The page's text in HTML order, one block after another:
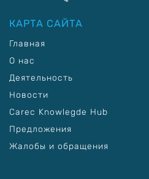
КАРТА САЙТА
Главная
О нас
Деятельность
Новости
Carec Knowlegde Hub
Предложения
Жалобы и обращения